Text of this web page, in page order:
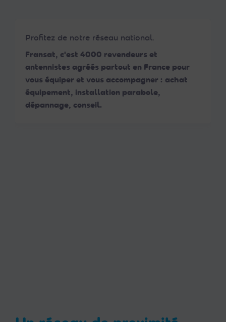
Profitez de notre réseau national.
Fransat, c'est 4000 revendeurs et
antennistes agréés partout en France pour
vous équiper et vous accompagner : achat
équipement, installation parabole,
dépannage, conseil.